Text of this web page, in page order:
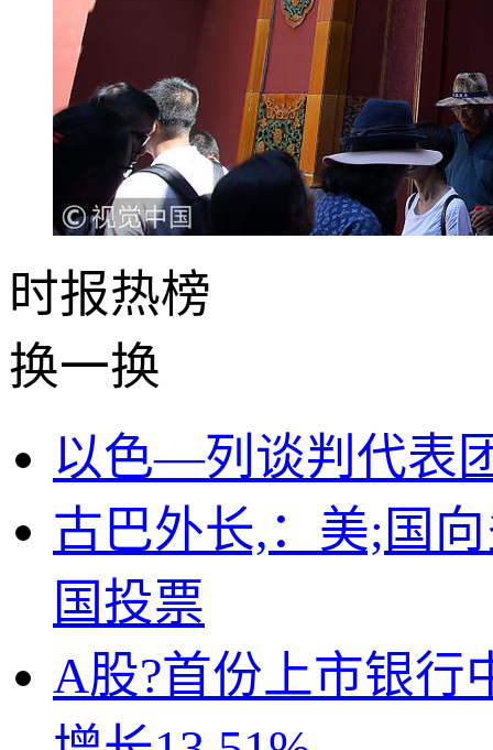
时报热榜
换一换
以色—列谈判代表
古巴外长,：美;国
国投票
A股?首份上市银